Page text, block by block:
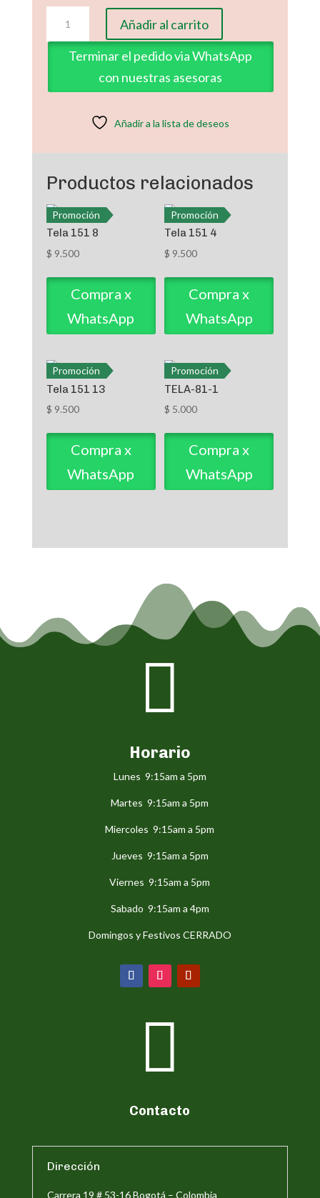
709-
11
cantidad
Añadir al carrito
Terminar el pedido via WhatsApp
con nuestras asesoras
Añadir a la lista de deseos
Productos relacionados
Promoción
Tela 151 8
$ 9.500
Compra x
WhatsApp
Promoción
Tela 151 4
$ 9.500
Compra x
WhatsApp
Promoción
Tela 151 13
$ 9.500
Compra x
WhatsApp
Promoción
TELA-81-1
$ 5.000
Compra x
WhatsApp

Horario
Lunes 9:15am a 5pm
Martes 9:15am a 5pm
Miercoles 9:15am a 5pm
Jueves 9:15am a 5pm
Viernes 9:15am a 5pm
Sabado 9:15am a 4pm
Domingos y Festivos CERRADO

Contacto
Dirección
Carrera 19 # 53-16 Bogotá – Colombia